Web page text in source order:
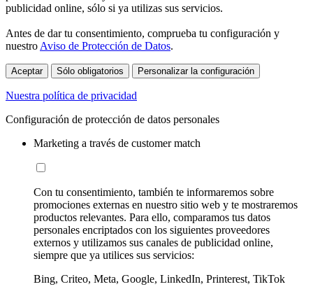
publicidad online, sólo si ya utilizas sus servicios.
Antes de dar tu consentimiento, comprueba tu configuración y
nuestro Aviso de Protección de Datos.
Aceptar Sólo obligatorios Personalizar la configuración
Nuestra política de privacidad
Configuración de protección de datos personales
Marketing a través de customer match
Con tu consentimiento, también te informaremos sobre
promociones externas en nuestro sitio web y te mostraremos
productos relevantes. Para ello, comparamos tus datos
personales encriptados con los siguientes proveedores
externos y utilizamos sus canales de publicidad online,
siempre que ya utilices sus servicios:
Bing, Criteo, Meta, Google, LinkedIn, Printerest, TikTok